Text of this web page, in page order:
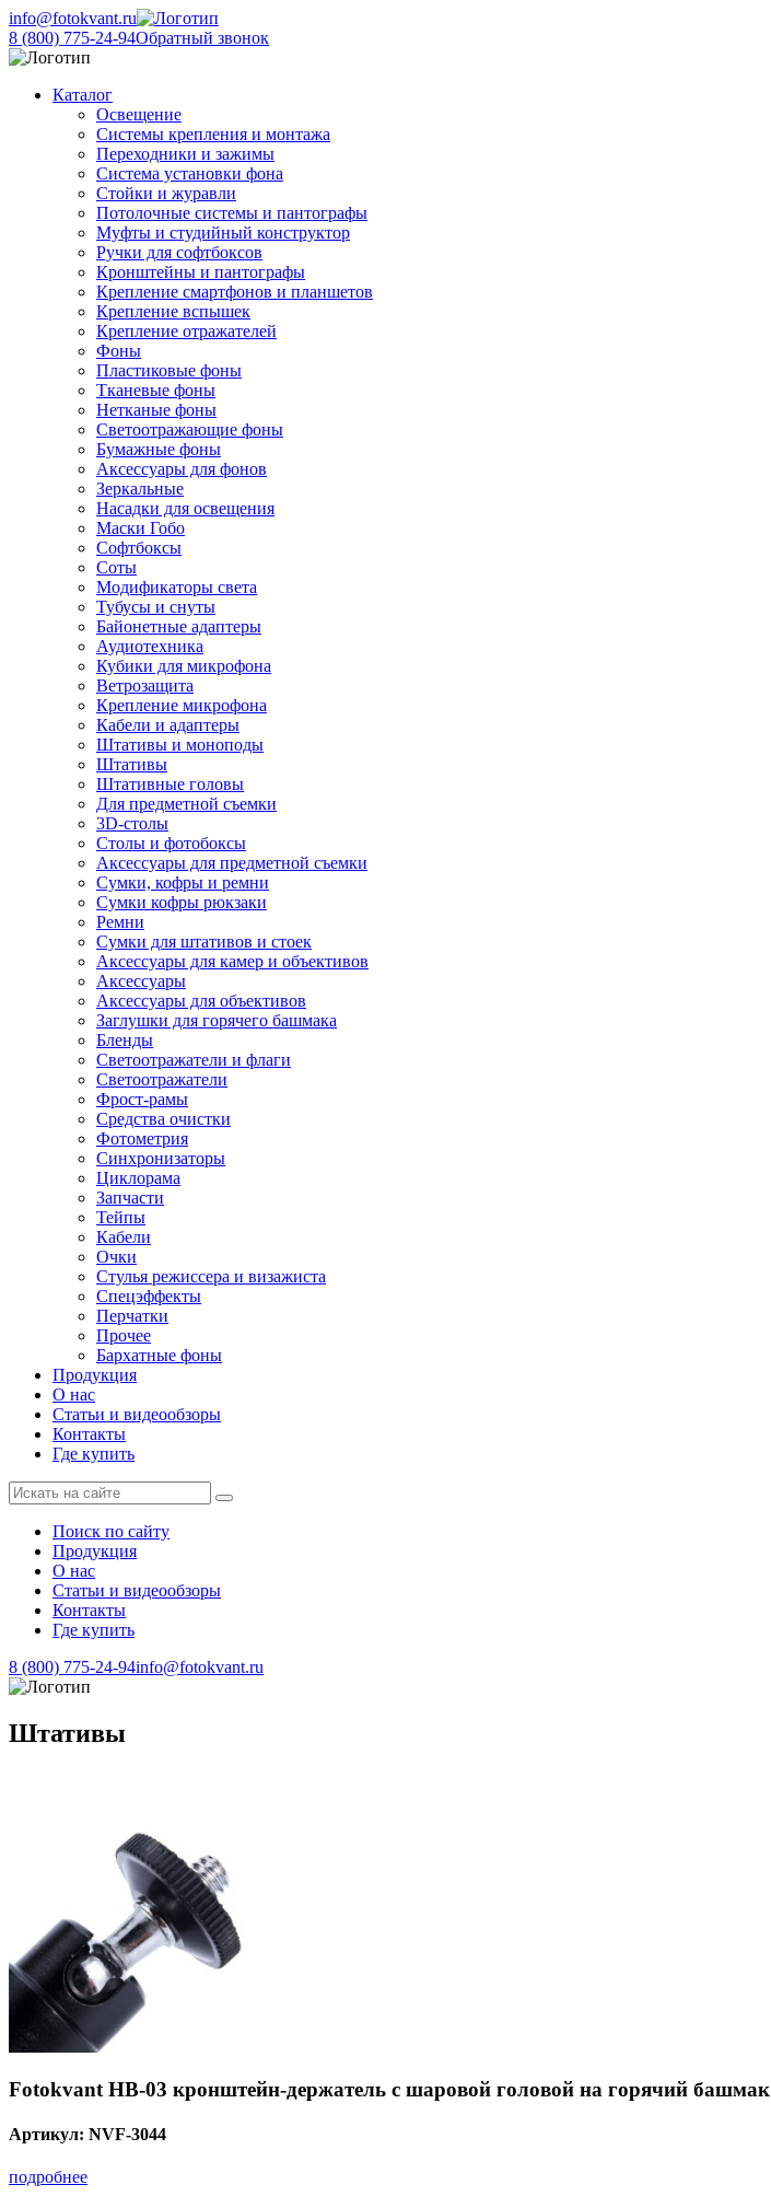
info@fotokvant.ru
8 (800) 775-24-94Обратный звонок
Каталог
Освещение
Системы крепления и монтажа
Переходники и зажимы
Система установки фона
Стойки и журавли
Потолочные системы и пантографы
Муфты и студийный конструктор
Ручки для софтбоксов
Кронштейны и пантографы
Крепление смартфонов и планшетов
Крепление вспышек
Крепление отражателей
Фоны
Пластиковые фоны
Тканевые фоны
Нетканые фоны
Светоотражающие фоны
Бумажные фоны
Аксессуары для фонов
Зеркальные
Насадки для освещения
Маски Гобо
Софтбоксы
Соты
Модификаторы света
Тубусы и снуты
Байонетные адаптеры
Аудиотехника
Кубики для микрофона
Ветрозащита
Крепление микрофона
Кабели и адаптеры
Штативы и моноподы
Штативы
Штативные головы
Для предметной съемки
3D-столы
Столы и фотобоксы
Аксессуары для предметной съемки
Сумки, кофры и ремни
Сумки кофры рюкзаки
Ремни
Сумки для штативов и стоек
Аксессуары для камер и объективов
Аксессуары
Аксессуары для объективов
Заглушки для горячего башмака
Бленды
Светоотражатели и флаги
Светоотражатели
Фрост-рамы
Средства очистки
Фотометрия
Синхронизаторы
Циклорама
Запчасти
Тейпы
Кабели
Очки
Стулья режиссера и визажиста
Спецэффекты
Перчатки
Прочее
Бархатные фоны
Продукция
О нас
Статьи и видеообзоры
Контакты
Где купить
Поиск по сайту
Продукция
О нас
Статьи и видеообзоры
Контакты
Где купить
8 (800) 775-24-94info@fotokvant.ru
Штативы
Fotokvant HB-03 кронштейн-держатель с шаровой головой на горячий башмак
Артикул: NVF-3044
подробнее